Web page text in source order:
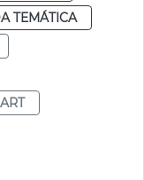
TEMÁTICA
ART